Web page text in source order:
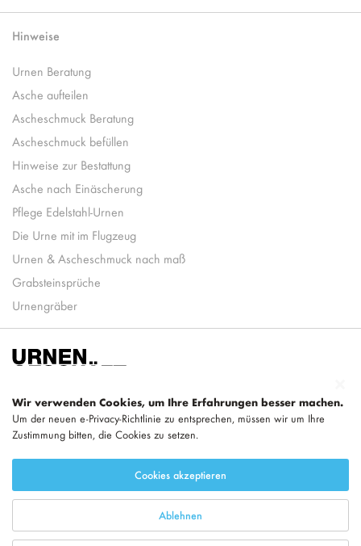
Hinweise
Urnen Beratung
Asche aufteilen
Ascheschmuck Beratung
Ascheschmuck befüllen
Hinweise zur Bestattung
Asche nach Einäscherung
Pflege Edelstahl-Urnen
Die Urne mit im Flugzeug
Urnen & Ascheschmuck nach maß
Grabsteinsprüche
Urnengräber
Wir verwenden Cookies, um Ihre Erfahrungen besser machen.
Um der neuen e-Privacy-Richtlinie zu entsprechen, müssen wir um Ihre
Zustimmung bitten, die Cookies zu setzen.
Cookies akzeptieren
Ablehnen